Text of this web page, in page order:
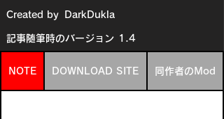
Created by DarkDukla
記事随筆時のバージョン 1.4
NOTE DOWNLOAD SITE 同作者のMod